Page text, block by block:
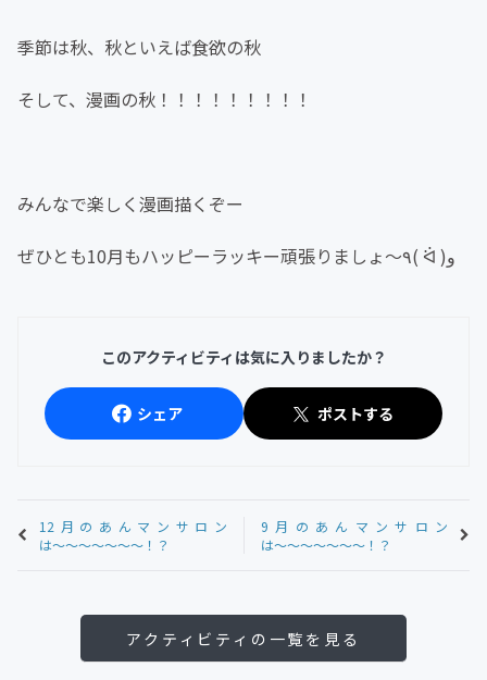
季節は秋、秋といえば食欲の秋
そして、漫画の秋！！！！！！！！！
みんなで楽しく漫画描くぞー
ぜひとも10月もハッピーラッキー頑張りましょ〜٩( ᐛ )و
このアクティビティは気に入りましたか？
シェア ポストする
12月のあんマンサロン
は〜〜〜〜〜〜〜！？
9月のあんマンサロン
は〜〜〜〜〜〜〜！？
アクティビティの一覧を見る